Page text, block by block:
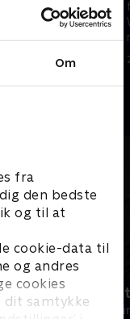
Om
fra
den bedste
og til at
cookie-data til
og andres
cookies
dit samtykke
for at
2022 • 41 min
Fornyet
Krimi &